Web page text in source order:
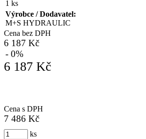
1 ks
Výrobce / Dodavatel:
M+S HYDRAULIC
Cena bez DPH
6 187 Kč
- 0%
6 187 Kč
Cena s DPH
7 486 Kč
ks